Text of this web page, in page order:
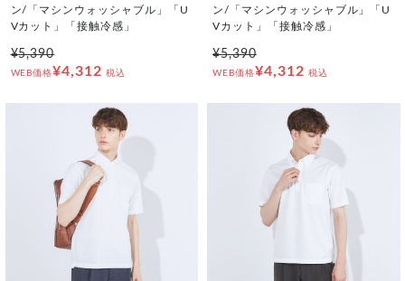
ン/「マシンウォッシャブル」「U
Vカット」「接触冷感」
¥5,390
WEB価格¥4,312 税込
ン/「マシンウォッシャブル」「U
Vカット」「接触冷感」
¥5,390
WEB価格¥4,312 税込